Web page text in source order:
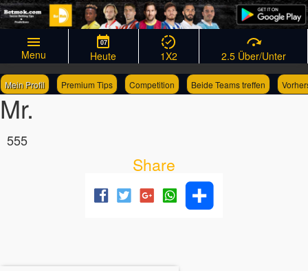
Menu
07
Heute 1X2 2.5 Über/Unter
Mein Profil Premium Tips Competition Beide Teams treffen
Links
Mr.
555
Share